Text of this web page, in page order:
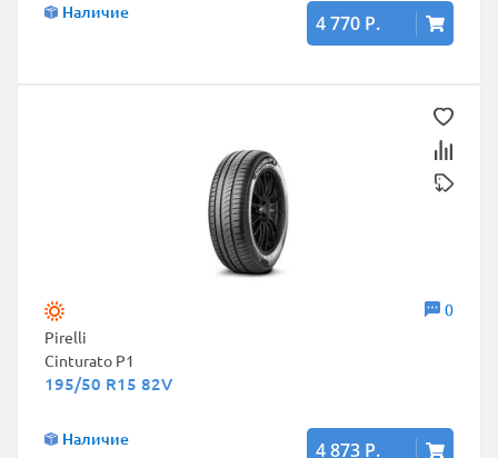
Наличие 4 770 Р.
0
Pirelli
Cinturato P1
195/50 R15 82V
Наличие 4 873 Р.